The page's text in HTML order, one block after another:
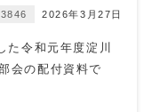
2026年3月27日
令和元年度淀川
会の配付資料で